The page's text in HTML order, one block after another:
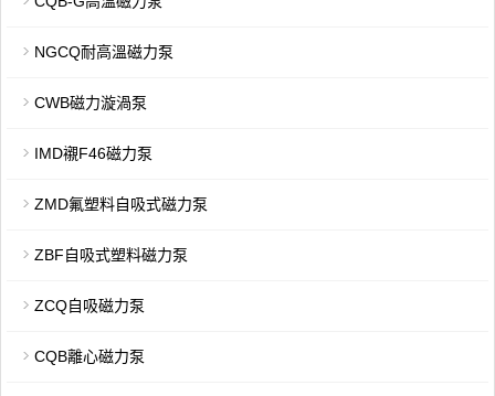
NGCQ耐高溫磁力泵
CWB磁力漩渦泵
IMD襯F46磁力泵
ZMD氟塑料自吸式磁力泵
ZBF自吸式塑料磁力泵
ZCQ自吸磁力泵
CQB離心磁力泵